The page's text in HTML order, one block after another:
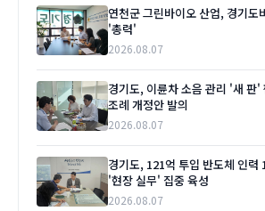
연천군 그린바이오 산업, 경기도
'총력'
2026.08.07
경기도, 이륜차 소음 관리 '새 판
조례 개정안 발의
2026.08.07
경기도, 121억 투입 반도체 인
'현장 실무' 집중 육성
2026.08.07